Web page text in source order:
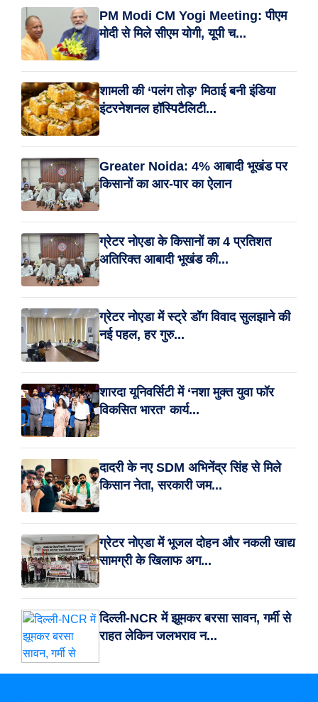
PM Modi CM Yogi Meeting: पीएम
मोदी से मिले सीएम योगी, यूपी च...
शामली की ‘पलंग तोड़’ मिठाई बनी इंडिया
इंटरनेशनल हॉस्पिटैलिटी...
Greater Noida: 4% आबादी भूखंड पर
किसानों का आर-पार का ऐलान
ग्रेटर नोएडा के किसानों का 4 प्रतिशत
अतिरिक्त आबादी भूखंड की...
ग्रेटर नोएडा में स्ट्रे डॉग विवाद सुलझाने की
नई पहल, हर गुरु...
शारदा यूनिवर्सिटी में ‘नशा मुक्त युवा फॉर
विकसित भारत’ कार्य...
दादरी के नए SDM अभिनेंद्र सिंह से मिले
किसान नेता, सरकारी जम...
ग्रेटर नोएडा में भूजल दोहन और नकली खाद्य
सामग्री के खिलाफ अग...
दिल्ली-NCR में झूमकर बरसा सावन, गर्मी से
राहत लेकिन जलभराव न...